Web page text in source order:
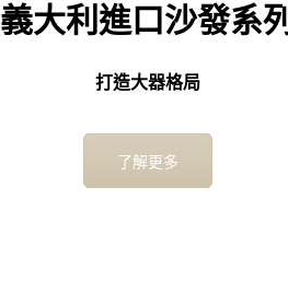
義大利進口沙發系列
打造大器格局
了解更多